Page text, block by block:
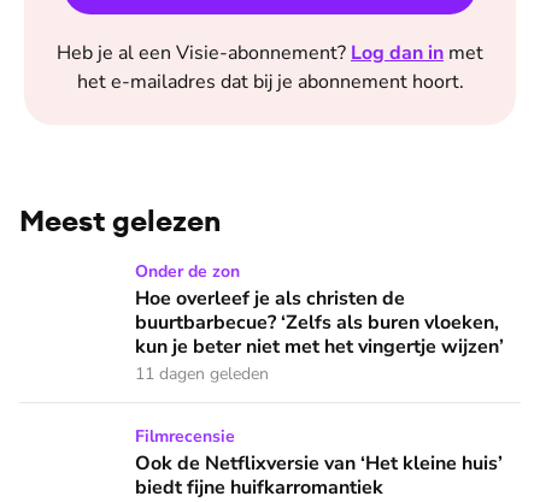
Heb je al een Visie-abonnement? Log dan in met
het e-mailadres dat bij je abonnement hoort.
Meest gelezen
Hoe overleef je als christen de buurtbarbecue? ‘Zelfs als
Onder de zon
Hoe overleef je als christen de
buurtbarbecue? ‘Zelfs als buren vloeken,
kun je beter niet met het vingertje wijzen’
11 dagen geleden
Ook de Netflixversie van ‘Het kleine huis’ biedt fijne
Filmrecensie
Ook de Netflixversie van ‘Het kleine huis’
biedt fijne huifkarromantiek